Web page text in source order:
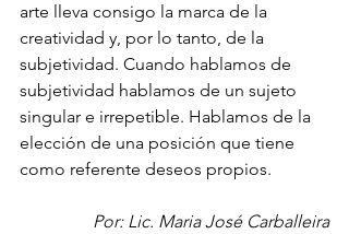
arte lleva consigo la marca de la
creatividad y, por lo tanto, de la
subjetividad. Cuando hablamos de
subjetividad hablamos de un sujeto
singular e irrepetible. Hablamos de la
elección de una posición que tiene
como referente deseos propios.
Por: Lic. Maria José Carballeira